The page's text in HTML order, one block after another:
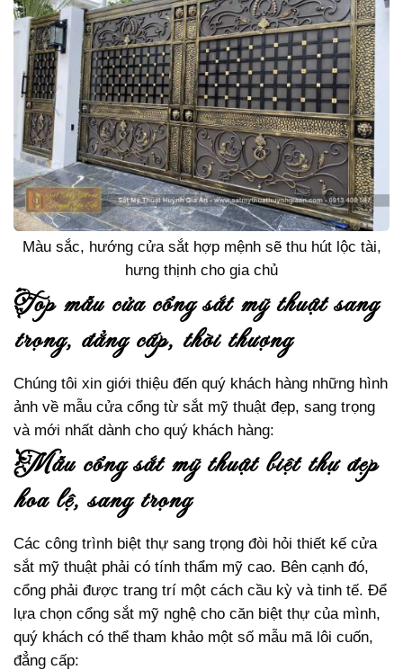
Màu sắc, hướng cửa sắt hợp mệnh sẽ thu hút lộc tài,
hưng thịnh cho gia chủ
top mẫu cửa cổng sắt mỹ thuật sang
trọng, đẳng cấp, thời thượng
Chúng tôi xin giới thiệu đến quý khách hàng những hình
ảnh về mẫu cửa cổng từ sắt mỹ thuật đẹp, sang trọng
và mới nhất dành cho quý khách hàng:
mẫu cổng sắt mỹ thuật biệt thự đẹp
hoa lệ, sang trọng
Các công trình biệt thự sang trọng đòi hỏi thiết kế cửa
sắt mỹ thuật phải có tính thẩm mỹ cao. Bên cạnh đó,
cổng phải được trang trí một cách cầu kỳ và tinh tế. Để
lựa chọn cổng sắt mỹ nghệ cho căn biệt thự của mình,
quý khách có thể tham khảo một số mẫu mã lôi cuốn,
đẳng cấp: